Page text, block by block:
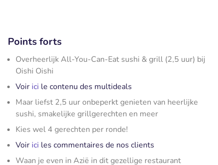
Points forts
Overheerlijk All-You-Can-Eat sushi & grill (2,5 uur) bij
Oishi Oishi
Voir ici le contenu des multideals
Maar liefst 2,5 uur onbeperkt genieten van heerlijke
sushi, smakelijke grillgerechten en meer
Kies wel 4 gerechten per ronde!
Voir ici les commentaires de nos clients
Waan je even in Azië in dit gezellige restaurant